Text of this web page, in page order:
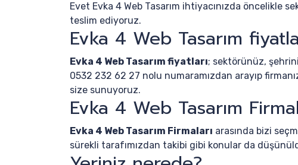
Evet Evka 4 Web Tasarım ihtiyacınızda öncelikle
teslim ediyoruz.
Evka 4 Web Tasarım
Evka 4 Web Tasarım fiyatları; sektörünüz,
0532 232 62 27 nolu numaramızdan arayıp
size sunuyoruz.
Evka 4 Web Tasarım
Evka 4 Web Tasarım Firmaları arasında bizi
sürekli tarafımızdan takibi gibi konular da